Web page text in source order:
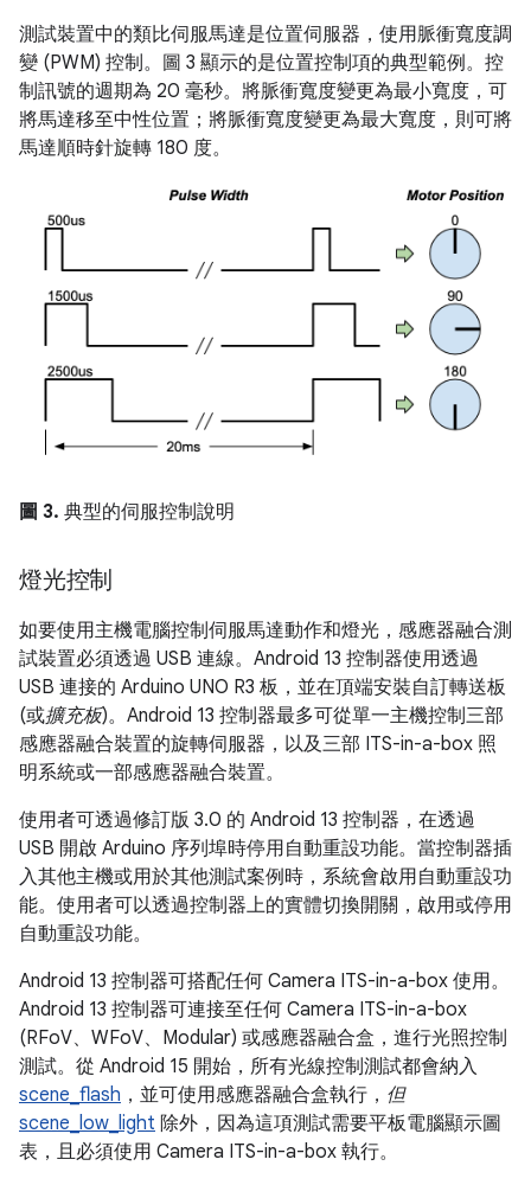
測試裝置中的類比伺服馬達是位置伺服器，使用脈衝寬度調
變 (PWM) 控制。圖 3 顯示的是位置控制項的典型範例。控
制訊號的週期為 20 毫秒。將脈衝寬度變更為最小寬度，可
將馬達移至中性位置；將脈衝寬度變更為最大寬度，則可將
馬達順時針旋轉 180 度。
圖 3. 典型的伺服控制說明
燈光控制
如要使用主機電腦控制伺服馬達動作和燈光，感應器融合測
試裝置必須透過 USB 連線。Android 13 控制器使用透過
USB 連接的 Arduino UNO R3 板，並在頂端安裝自訂轉送板
(或擴充板)。Android 13 控制器最多可從單一主機控制三部
感應器融合裝置的旋轉伺服器，以及三部 ITS-in-a-box 照
明系統或一部感應器融合裝置。
使用者可透過修訂版 3.0 的 Android 13 控制器，在透過
USB 開啟 Arduino 序列埠時停用自動重設功能。當控制器插
入其他主機或用於其他測試案例時，系統會啟用自動重設功
能。使用者可以透過控制器上的實體切換開關，啟用或停用
自動重設功能。
Android 13 控制器可搭配任何 Camera ITS-in-a-box 使用。
Android 13 控制器可連接至任何 Camera ITS-in-a-box
(RFoV、WFoV、Modular) 或感應器融合盒，進行光照控制
測試。從 Android 15 開始，所有光線控制測試都會納入
scene_flash ，並可使用感應器融合盒執行， 但
scene_low_light 除外，因為這項測試需要平板電腦顯示圖
表，且必須使用 Camera ITS-in-a-box 執行。